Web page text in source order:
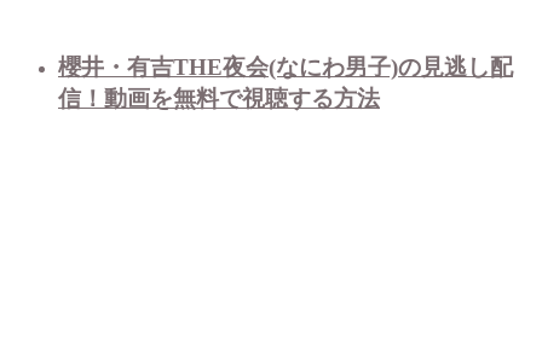
櫻井・有吉THE夜会(なにわ男子)の見逃し配
信！動画を無料で視聴する方法